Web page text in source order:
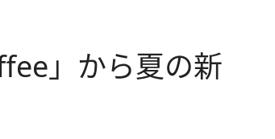
」から夏の新